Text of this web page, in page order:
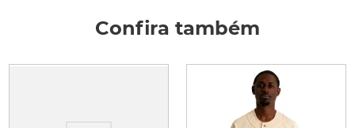
Confira também